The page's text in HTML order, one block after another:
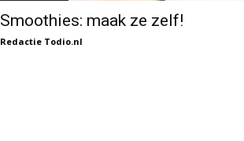
Smoothies: maak ze zelf!
Redactie Todio.nl